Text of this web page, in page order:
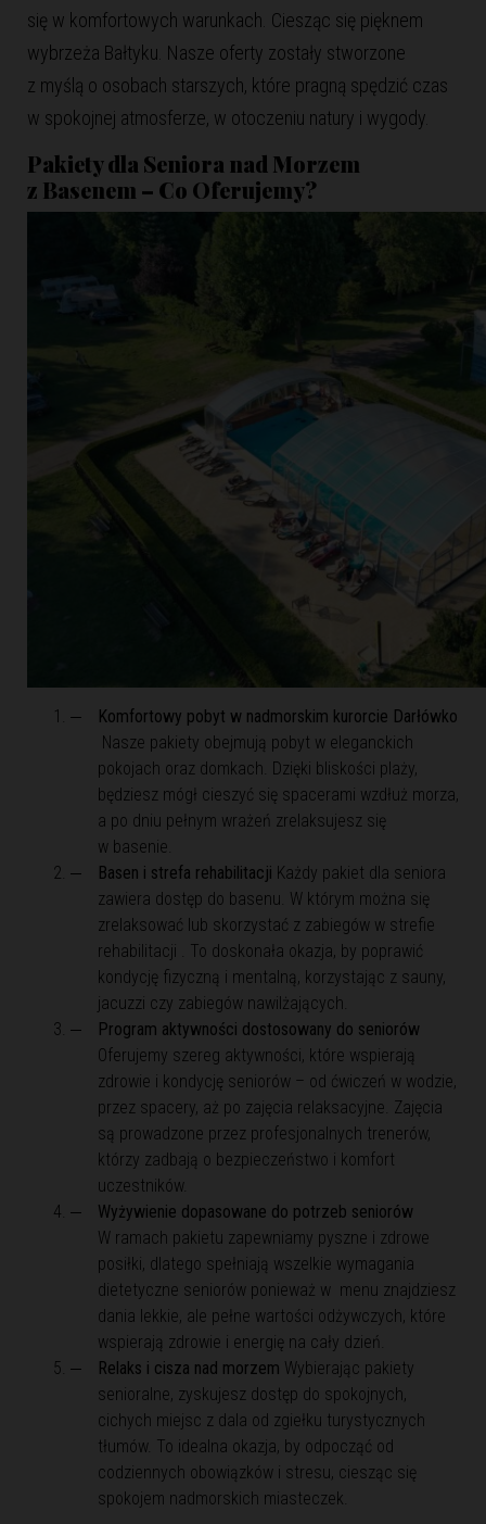
się w komfortowych warunkach. Ciesząc się pięknem
wybrzeża Bałtyku. Nasze oferty zostały stworzone
z myślą o osobach starszych, które pragną spędzić czas
w spokojnej atmosferze, w otoczeniu natury i wygody.
Pakiety dla Seniora nad Morzem
z Basenem – Co Oferujemy?
Komfortowy pobyt w nadmorskim kurorcie Darłówko
Nasze pakiety obejmują pobyt w eleganckich
pokojach oraz domkach. Dzięki bliskości plaży,
będziesz mógł cieszyć się spacerami wzdłuż morza,
a po dniu pełnym wrażeń zrelaksujesz się
w basenie.
Basen i strefa rehabilitacji Każdy pakiet dla seniora
zawiera dostęp do basenu. W którym można się
zrelaksować lub skorzystać z zabiegów w strefie
rehabilitacji . To doskonała okazja, by poprawić
kondycję fizyczną i mentalną, korzystając z sauny,
jacuzzi czy zabiegów nawilżających.
Program aktywności dostosowany do seniorów
Oferujemy szereg aktywności, które wspierają
zdrowie i kondycję seniorów – od ćwiczeń w wodzie,
przez spacery, aż po zajęcia relaksacyjne. Zajęcia
są prowadzone przez profesjonalnych trenerów,
którzy zadbają o bezpieczeństwo i komfort
uczestników.
Wyżywienie dopasowane do potrzeb seniorów
W ramach pakietu zapewniamy pyszne i zdrowe
posiłki, dlatego spełniają wszelkie wymagania
dietetyczne seniorów ponieważ w menu znajdziesz
dania lekkie, ale pełne wartości odżywczych, które
wspierają zdrowie i energię na cały dzień.
Relaks i cisza nad morzem Wybierając pakiety
senioralne, zyskujesz dostęp do spokojnych,
cichych miejsc z dala od zgiełku turystycznych
tłumów. To idealna okazja, by odpocząć od
codziennych obowiązków i stresu, ciesząc się
spokojem nadmorskich miasteczek.